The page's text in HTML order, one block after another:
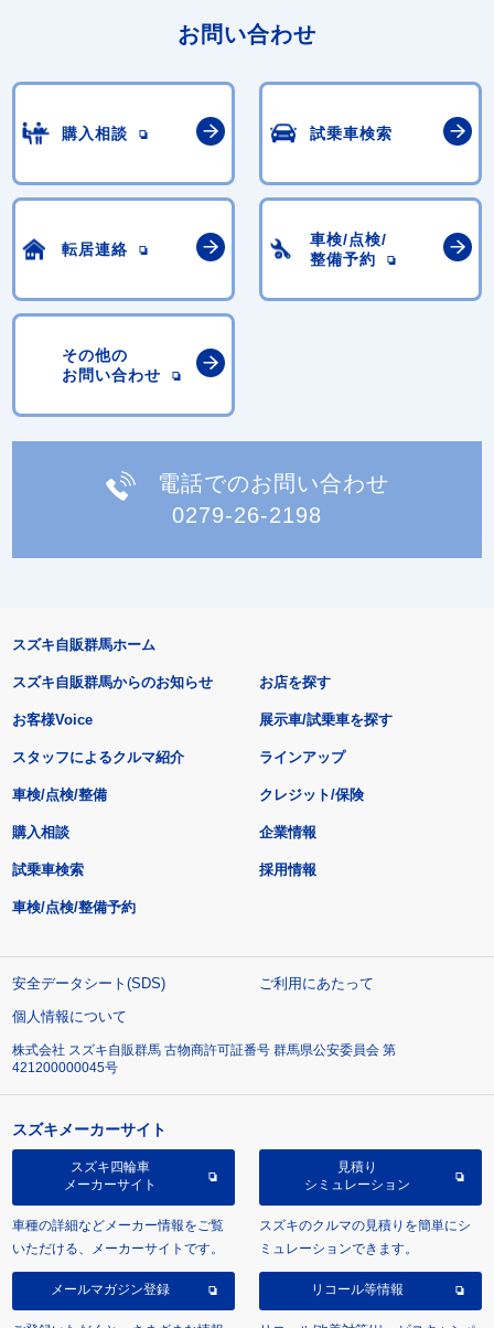
お問い合わせ
購入相談 試乗車検索
転居連絡
車検/点検/
整備予約
その他の
お問い合わせ
電話でのお問い合わせ
0279-26-2198
スズキ自販群馬ホーム
スズキ自販群馬からのお知らせ
お客様Voice
スタッフによるクルマ紹介
お店を探す
展示車/試乗車を探す
ラインアップ
車検/点検/整備 クレジット/保険
購入相談
試乗車検索
車検/点検/整備予約
企業情報
採用情報
安全データシート(SDS)
ご利用にあたって
個人情報について
株式会社 スズキ自販群馬 古物商許可証番号 群馬県公安委員会 第
421200000045号
スズキメーカーサイト
スズキ四輪車
メーカーサイト
車種の詳細などメーカー情報をご覧
いただける、メーカーサイトです。
見積り
シミュレーション
スズキのクルマの見積りを簡単にシ
ミュレーションできます。
メールマガジン登録 リコール等情報